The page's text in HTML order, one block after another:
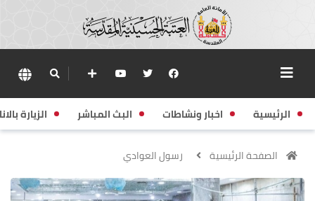
الرئيسية اخبار ونشاطات البث المباشر الزيارة
الصفحة الرئيسية رسول العوادي